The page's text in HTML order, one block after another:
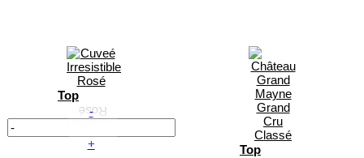
Top
-
+
Top